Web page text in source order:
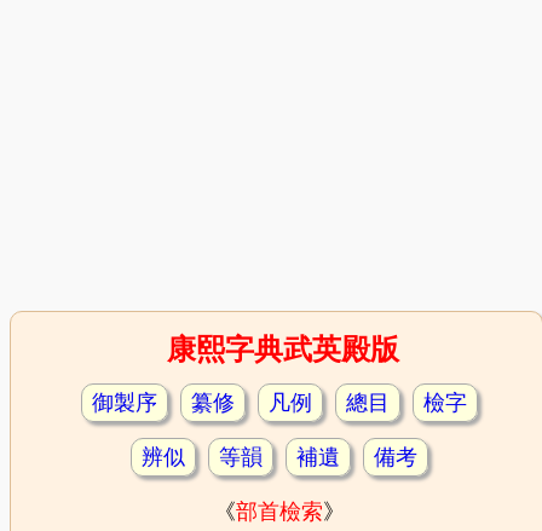
康熙字典武英殿版
御製序 纂修 凡例 總目 檢字
辨似 等韻 補遺 備考
《部首檢索》